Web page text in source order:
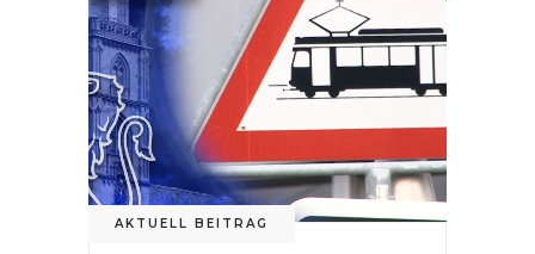
AKTUELL BEITRAG